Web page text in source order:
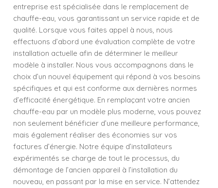
entreprise est spécialisée dans le remplacement de
chauffe-eau, vous garantissant un service rapide et de
qualité. Lorsque vous faites appel à nous, nous
effectuons d’abord une évaluation complète de votre
installation actuelle afin de déterminer le meilleur
modèle à installer. Nous vous accompagnons dans le
choix d’un nouvel équipement qui répond à vos besoins
spécifiques et qui est conforme aux dernières normes
d’efficacité énergétique. En remplaçant votre ancien
chauffe-eau par un modèle plus moderne, vous pouvez
non seulement bénéficier d’une meilleure performance,
mais également réaliser des économies sur vos
factures d’énergie. Notre équipe d’installateurs
expérimentés se charge de tout le processus, du
démontage de l’ancien appareil à l’installation du
nouveau, en passant par la mise en service. N’attendez